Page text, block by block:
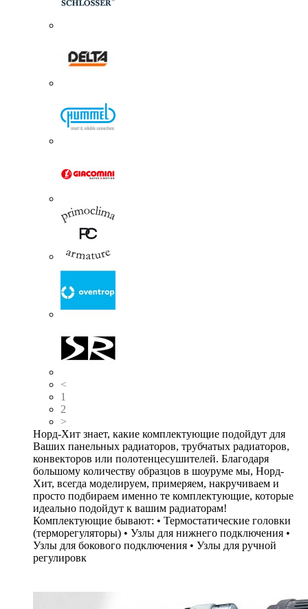
<
1
2
>
Норд-Хит знает, какие комплектующие подойдут для
Ваших панельных радиаторов, трубчатых радиаторов,
конвекторов или полотенцесушителей. Благодаря
большому количеству образцов в шоуруме мы, Норд-
Хит, всегда моделируем, примеряем, накручиваем и
просто подбираем именно те комплектующие, которые
идеально подойдут к вашим радиаторам!
Комплектующие бывают: • Термостатические головки
(терморегуляторы) • Узлы для нижнего подключения •
Узлы для бокового подключения • Узлы для ручной
регулировк